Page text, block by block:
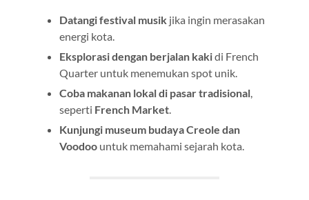
Datangi festival musikjika ingin merasakan
energi kota.
Eksplorasi dengan berjalan kakidi French
Quarter untuk menemukan spot unik.
Coba makanan lokal di pasar tradisional,
seperti French Market.
Kunjungi museum budaya Creole dan
Voodoountuk memahami sejarah kota.